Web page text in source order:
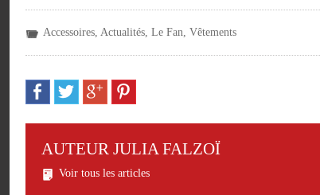
Accessoires, Actualités, Le Fan, Vêtements
AUTEUR JULIA FALZOÏ
Voir tous les articles